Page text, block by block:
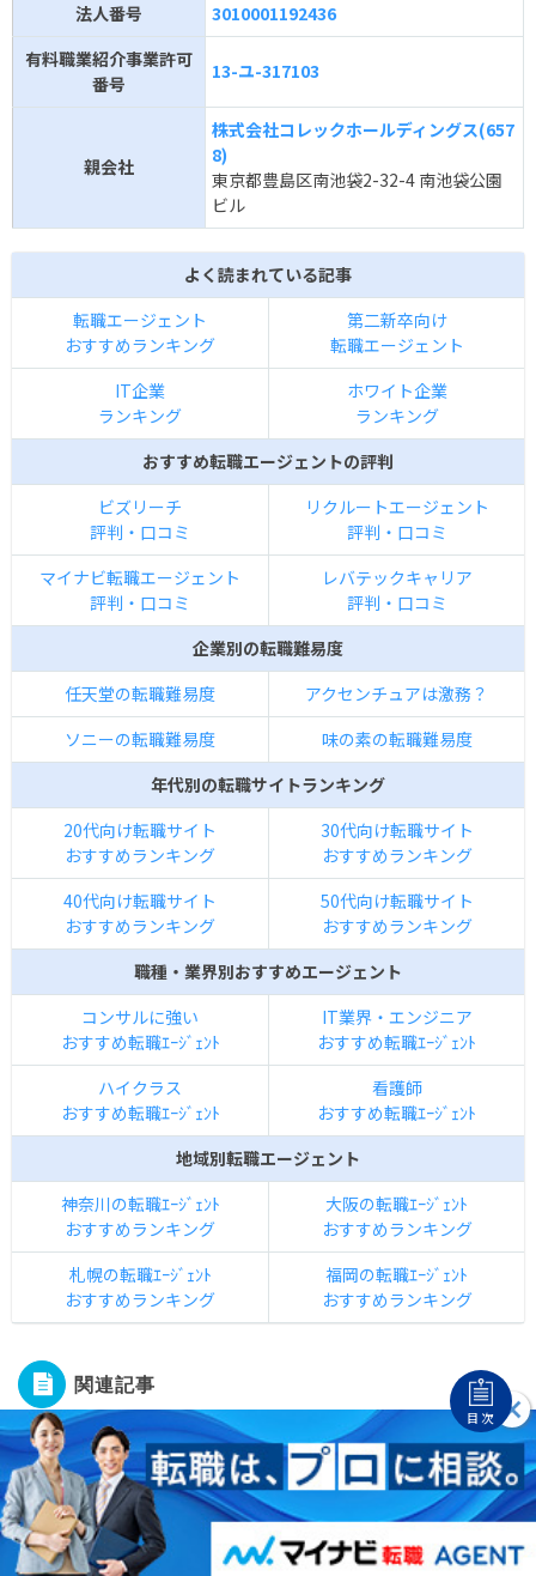
法人番号
3010001192436
有料職業紹介事業許可
番号
13-ユ-317103
親会社
株式会社コレックホールディングス(657
8)
東京都豊島区南池袋2-32-4 南池袋公園
ビル
よく読まれている記事
転職エージェント
おすすめランキング
第二新卒向け
転職エージェント
IT企業
ランキング
ホワイト企業
ランキング
おすすめ転職エージェントの評判
ビズリーチ
評判・口コミ
リクルートエージェント
評判・口コミ
マイナビ転職エージェント
評判・口コミ
レバテックキャリア
評判・口コミ
企業別の転職難易度
任天堂の転職難易度
アクセンチュアは激務？
ソニーの転職難易度
味の素の転職難易度
年代別の転職サイトランキング
20代向け転職サイト
おすすめランキング
30代向け転職サイト
おすすめランキング
40代向け転職サイト
おすすめランキング
50代向け転職サイト
おすすめランキング
職種・業界別おすすめエージェント
コンサルに強い
おすすめ転職ｴｰｼﾞｪﾝﾄ
IT業界・エンジニア
おすすめ転職ｴｰｼﾞｪﾝﾄ
ハイクラス
おすすめ転職ｴｰｼﾞｪﾝﾄ
看護師
おすすめ転職ｴｰｼﾞｪﾝﾄ
地域別転職エージェント
神奈川の転職ｴｰｼﾞｪﾝﾄ
おすすめランキング
大阪の転職ｴｰｼﾞｪﾝﾄ
おすすめランキング
札幌の転職ｴｰｼﾞｪﾝﾄ
おすすめランキング
福岡の転職ｴｰｼﾞｪﾝﾄ
おすすめランキング
関連記事
第二新卒
目次